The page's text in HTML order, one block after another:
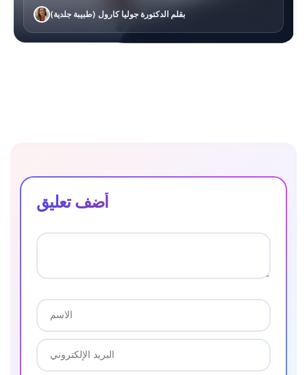
بقلم الدكتورة جوليا كارول (طبيبة جلدية)
أضف تعليق